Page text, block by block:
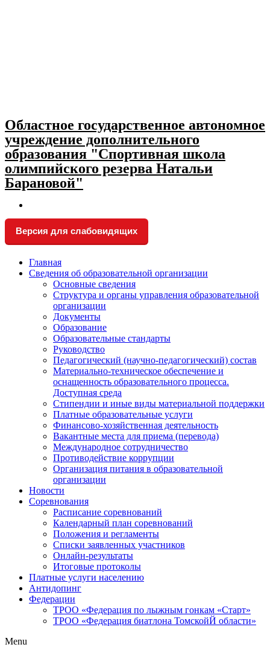
Областное государственное автономное
учреждение дополнительного
образования "Спортивная школа
олимпийского резерва Натальи
Барановой"
Версия для слабовидящих
Главная
Сведения об образовательной организации
Основные сведения
Структура и органы управления образовательной
организации
Документы
Образование
Образовательные стандарты
Руководство
Педагогический (научно-педагогический) состав
Материально-техническое обеспечение и
оснащенность образовательного процесса.
Доступная среда
Стипендии и иные виды материальной поддержки
Платные образовательные услуги
Финансово-хозяйственная деятельность
Вакантные места для приема (перевода)
Международное сотрудничество
Противодействие коррупции
Организация питания в образовательной
организации
Новости
Соревнования
Расписание соревнований
Календарный план соревнований
Положения и регламенты
Списки заявленных участников
Онлайн-результаты
Итоговые протоколы
Платные услуги населению
Антидопинг
Федерации
ТРОО «Федерация по лыжным гонкам «Старт»
ТРОО «Федерация биатлона ТомскойЙ области»
Menu